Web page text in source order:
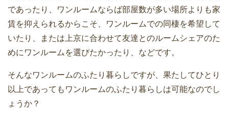
であったり、ワンルームならば部屋数が多い場所よりも家
賃を抑えられるからこそ、ワンルームでの同棲を希望して
いたり、または上京に合わせて友達とのルームシェアのた
めにワンルームを選びたかったり、などです。
そんなワンルームのふたり暮らしですが、果たしてひとり
以上であってもワンルームのふたり暮らしは可能なのでし
ょうか？